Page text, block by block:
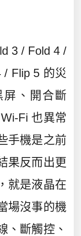
3 / Fold 4 /
/ Flip 5 的災
、開合斷
Fi 也異常
手機是之前
果反而出更
就是液晶在
場沒事的機
、斷觸控、